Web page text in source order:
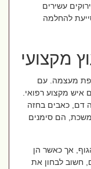
עשירים
להחלמה
מקצועי
מעצמה. עם
מקצוע רפואי.
כאבים בחזה
הם סימנים
אך כאשר הן
חשוב לבחון את